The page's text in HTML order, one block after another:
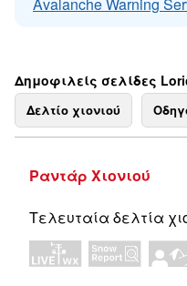
Δημοφιλείς σελίδες
Δελτίο χιονιού
Ραντάρ Χιονιού
Τελευταία δελτία